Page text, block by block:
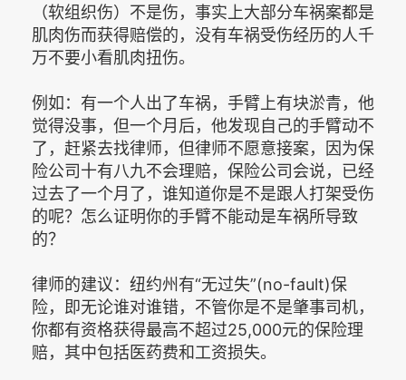
（软组织伤）不是伤，事实上大部分车祸案都是
肌肉伤而获得赔偿的，没有车祸受伤经历的人千
万不要小看肌肉扭伤。
例如：有一个人出了车祸，手臂上有块淤青，他
觉得没事，但一个月后，他发现自己的手臂动不
了，赶紧去找律师，但律师不愿意接案，因为保
险公司十有八九不会理赔，保险公司会说，已经
过去了一个月了，谁知道你是不是跟人打架受伤
的呢？怎么证明你的手臂不能动是车祸所导致
的？
律师的建议：纽约州有“无过失”(no-fault)保
险，即无论谁对谁错，不管你是不是肇事司机，
你都有资格获得最高不超过25,000元的保险理
赔，其中包括医药费和工资损失。